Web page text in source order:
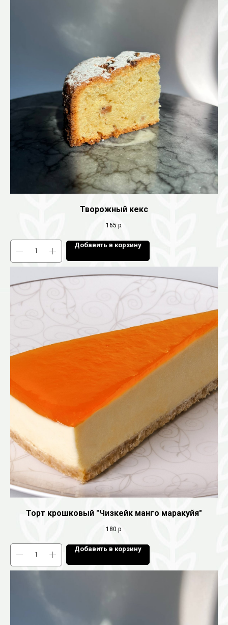
Творожный кекс
165 р.
Добавить в корзину
Торт крошковый "Чизкейк манго маракуйя"
180 р.
Добавить в корзину